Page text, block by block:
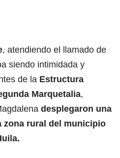
, atendiendo el llamado de
siendo intimidada y
de la Estructura
Marquetalia,
desplegaron una
zona rural del municipio